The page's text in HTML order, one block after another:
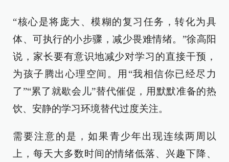
“核心是将庞大、模糊的复习任务，转化为具
体、可执行的小步骤，减少畏难情绪。”徐高阳
说，家长要有意识地减少对学习的直接干预，
为孩子腾出心理空间。用“我相信你已经尽力
了”“累了就歇会儿”替代催促，用默默准备的热
饮、安静的学习环境替代过度关注。
需要注意的是，如果青少年出现连续两周以
上，每天大多数时间的情绪低落、兴趣下降、